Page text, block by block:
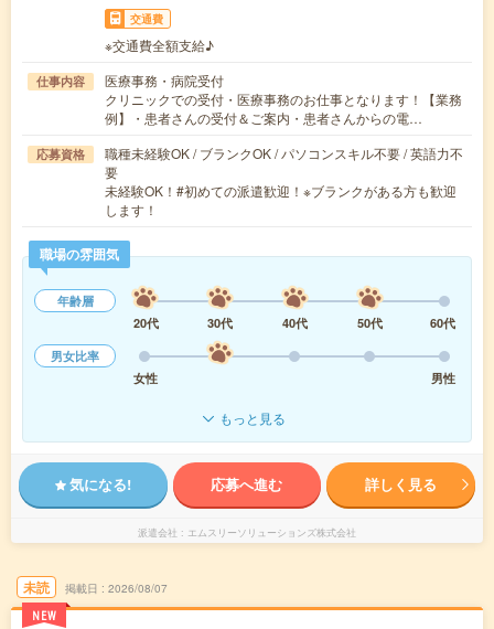
交通費
※交通費全額支給♪
仕事内容
医療事務・病院受付
クリニックでの受付・医療事務のお仕事となります！【業務
例】・患者さんの受付＆ご案内・患者さんからの電…
応募資格
職種未経験OK / ブランクOK / パソコンスキル不要 / 英語力不
要
未経験OK！#初めての派遣歓迎！※ブランクがある方も歓迎
します！
職場の雰囲気
年齢層
20代
30代 40代 50代
60代
男女比率
女性
男性
もっと見る
気になる! 応募へ進む 詳しく見る
派遣会社 エムスリーソリューションズ株式会社
未読
NEW
掲載日 2026/08/07